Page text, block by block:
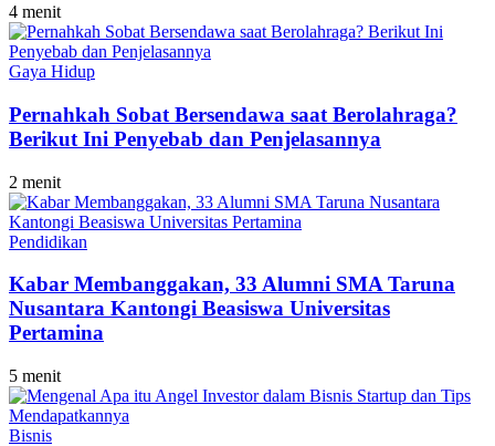
4 menit
Gaya Hidup
Pernahkah Sobat Bersendawa saat Berolahraga?
Berikut Ini Penyebab dan Penjelasannya
2 menit
Pendidikan
Kabar Membanggakan, 33 Alumni SMA Taruna
Nusantara Kantongi Beasiswa Universitas
Pertamina
5 menit
Bisnis